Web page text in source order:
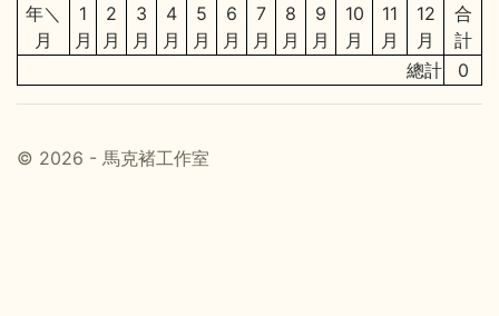
年＼
月
1
月
2
月
3
月
4
月
5
月
6
月
7
月
8
月
9
月
10
月
11
月
12
月
合
計
總計
0
© 2026 - 馬克褚工作室